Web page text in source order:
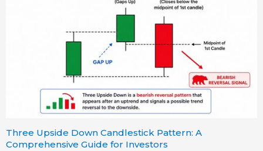
Three Upside Down Candlestick Pattern: A
Comprehensive Guide for Investors